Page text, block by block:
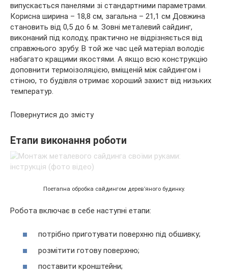
випускається панелями зі стандартними параметрами.
Корисна ширина – 18,8 см, загальна – 21,1 см Довжина
становить від 0,5 до 6 м. Зовні металевий сайдинг,
виконаний під колоду, практично не відрізняється від
справжнього зрубу. В той же час цей матеріал володіє
набагато кращими якостями. А якщо всю конструкцію
доповнити термоізоляцією, вміщеній між сайдингом і
стіною, то будівля отримає хороший захист від низьких
температур.
Повернутися до змісту
Етапи виконання роботи
Поетапна обробка сайдингом дерев’яного будинку.
Робота включає в себе наступні етапи:
потрібно приготувати поверхню під обшивку;
розмітити готову поверхню;
поставити кронштейни;